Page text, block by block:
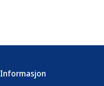
Informasjon